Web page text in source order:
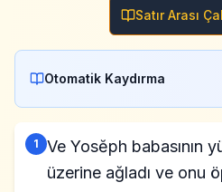
Satır Arası
Otomatik Kaydırma
1
Ve Yosĕph babasının
üzerine ağladı ve onu